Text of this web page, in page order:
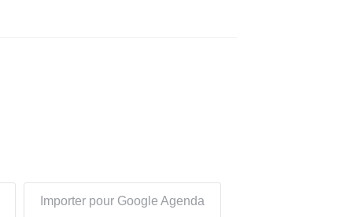
Importer pour Google Agenda